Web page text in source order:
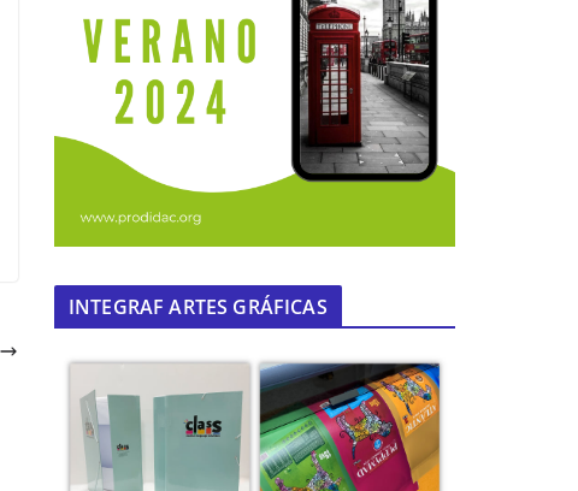
INTEGRAF ARTES GRÁFICAS